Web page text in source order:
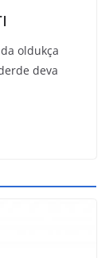
oldukça
deva